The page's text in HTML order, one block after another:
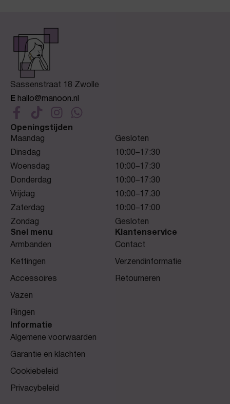
Sassenstraat 18 Zwolle
E hallo@manoon.nl
Openingstijden
Maandag
Gesloten
Dinsdag
10:00–17:30
Woensdag
10:00–17:30
Donderdag
10:00–17:30
Vrijdag
10:00–17.30
Zaterdag
10:00–17:00
Zondag
Gesloten
Snel menu
Armbanden
Kettingen
Accessoires
Vazen
Ringen
Klantenservice
Contact
Verzendinformatie
Retourneren
Informatie
Algemene voorwaarden
Garantie en klachten
Cookiebeleid
Privacybeleid